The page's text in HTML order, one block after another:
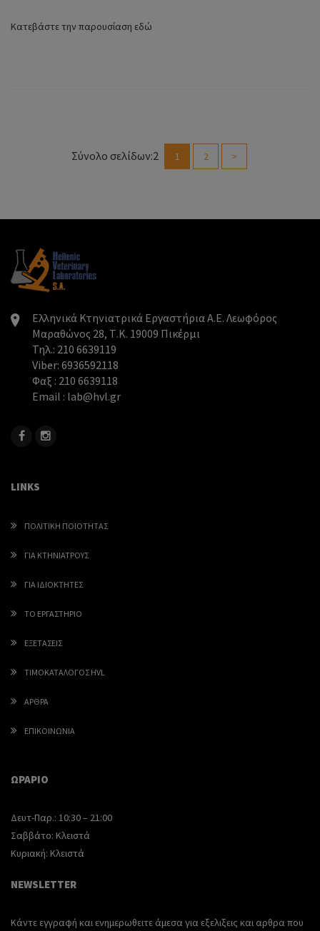
Κατεβάστε την παρουσίαση εδώ
Σύνολο σελίδων:2 1 2 >
Ελληνικά Κτηνιατρικά Εργαστήρια Α.Ε. Λεωφόρος
Μαραθώνος 28, Τ.Κ. 19009 Πικέρμι
Τηλ.: 210 6639119
Viber: 6936592118
Φαξ : 210 6639118
Email : lab@hvl.gr
LINKS
ΠΟΛΙΤΙΚΉ ΠΟΙΌΤΗΤΑΣ
ΓΙΑ ΚΤΗΝΙΑΤΡΟΥΣ
ΓΙΑ ΙΔΙΟΚΤΗΤΕΣ
ΤΟ ΕΡΓΑΣΤΗΡΙΟ
ΕΞΕΤΑΣΕΙΣ
ΤΙΜΟΚΑΤΑΛΟΓΟΣ HVL
ΑΡΘΡΑ
ΕΠΙΚΟΙΝΩΝΙΑ
ΩΡΑΡΙΟ
Δευτ-Παρ.: 10:30 – 21:00
Σαββάτο: Κλειστά
Κυριακή: Κλειστά
NEWSLETTER
Κάντε εγγραφή και ενημερωθειτε άμεσα για εξελιξεις και αρθρα που